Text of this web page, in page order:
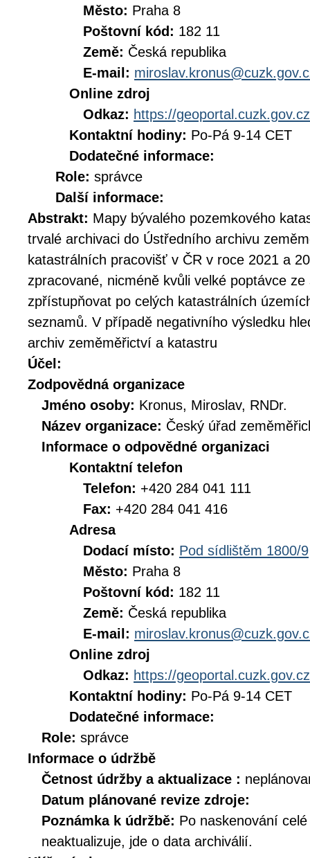
Město: Praha 8
Poštovní kód: 182 11
Země: Česká republika
E-mail:
Online zdroj
Odkaz: https://geoportal.cuzk.gov.cz
Kontaktní hodiny: Po-Pá 9-14 CET
Dodatečné informace:
Role: správce
Další informace:
Abstrakt: Mapy bývalého pozemkového
trvalé archivaci do Ústředního archivu
katastrálních pracovišť v ČR v roce 2021 a
zpracované, nicméně kvůli velké poptávce
zpřístupňovat po celých katastrálních
seznamů. V případě negativního výsledku
archiv zeměměřictví a katastru
Účel:
Zodpovědná organizace
Jméno osoby: Kronus, Miroslav, RNDr.
Název organizace: Český úřad
Informace o odpovědné organizaci
Kontaktní telefon
Telefon: +420 284 041 111
Fax: +420 284 041 416
Adresa
Dodací místo: Pod sídlištěm 1800/9
Město: Praha 8
Poštovní kód: 182 11
Země: Česká republika
E-mail:
Online zdroj
Odkaz: https://geoportal.cuzk.gov.cz
Kontaktní hodiny: Po-Pá 9-14 CET
Dodatečné informace:
Role: správce
Informace o údržbě
Četnost údržby a aktualizace :
Datum plánované revize zdroje:
Poznámka k údržbě: Po naskenování
neaktualizuje, jde o data archiválií.